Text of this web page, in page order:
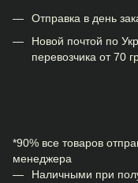
Отправка в день
Новой почтой по
перевозчика от 70
*90% все товаров
менеджера
Наличными при